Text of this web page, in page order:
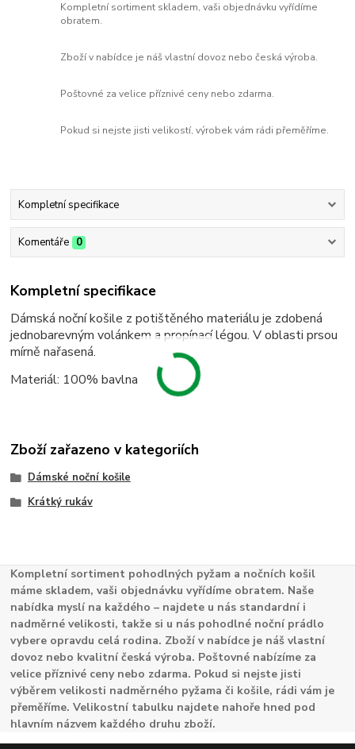
Kompletní sortiment skladem, vaši objednávku vyřídíme
obratem.
Zboží v nabídce je náš vlastní dovoz nebo česká výroba.
Poštovné za velice příznivé ceny nebo zdarma.
Pokud si nejste jisti velikostí, výrobek vám rádi přeměříme.
Kompletní specifikace
Komentáře 0
Kompletní specifikace
Dámská noční košile z potištěného materiálu je zdobená
jednobarevným volánkem a propínací légou. V oblasti prsou
mírně nařasená.
Materiál: 100% bavlna
Zboží zařazeno v kategoriích
Dámské noční košile
Krátký rukáv
Kompletní sortiment pohodlných pyžam a nočních košil
máme skladem, vaši objednávku vyřídíme obratem. Naše
nabídka myslí na každého – najdete u nás standardní i
nadměrné velikosti, takže si u nás pohodlné noční prádlo
vybere opravdu celá rodina. Zboží v nabídce je náš vlastní
dovoz nebo kvalitní česká výroba. Poštovné nabízíme za
velice příznivé ceny nebo zdarma. Pokud si nejste jisti
výběrem velikosti nadměrného pyžama či košile, rádi vám je
přeměříme. Velikostní tabulku najdete nahoře hned pod
hlavním názvem každého druhu zboží.